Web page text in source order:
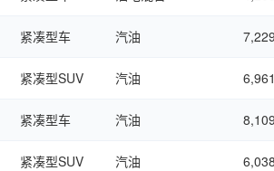
紧凑型车 汽油 7,229
紧凑型SUV 汽油 6,961
紧凑型车 汽油 8,109
紧凑型SUV 汽油 6,038